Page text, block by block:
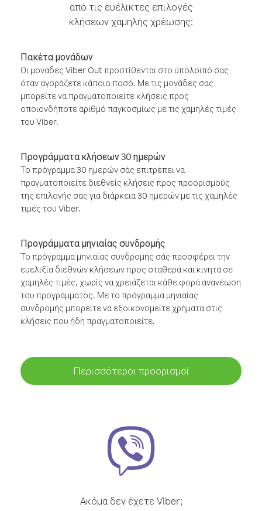
από τις ευέλικτες επιλογές
κλήσεων χαμηλής χρέωσης:
Πακέτα μονάδων
Οι μονάδες Viber Out προστίθενται στο υπόλοιπό σας
όταν αγοράζετε κάποιο ποσό. Με τις μονάδες σας
μπορείτε να πραγματοποιείτε κλήσεις προς
οποιονδήποτε αριθμό παγκοσμίως με τις χαμηλές τιμές
του Viber.
Προγράμματα κλήσεων 30 ημερών
Το πρόγραμμα 30 ημερών σάς επιτρέπει να
πραγματοποιείτε διεθνείς κλήσεις προς προορισμούς
της επιλογής σας για διάρκεια 30 ημερών με τις χαμηλές
τιμές του Viber.
Προγράμματα μηνιαίας συνδρομής
Το πρόγραμμα μηνιαίας συνδρομής σάς προσφέρει την
ευελιξία διεθνών κλήσεων προς σταθερά και κινητά σε
χαμηλές τιμές, χωρίς να χρειάζεται κάθε φορά ανανέωση
του προγράμματος. Με το πρόγραμμα μηνιαίας
συνδρομής μπορείτε να εξοικονομείτε χρήματα στις
κλήσεις που ήδη πραγματοποιείτε.
Περισσότεροι προορισμοί
Ακόμα δεν έχετε Viber;